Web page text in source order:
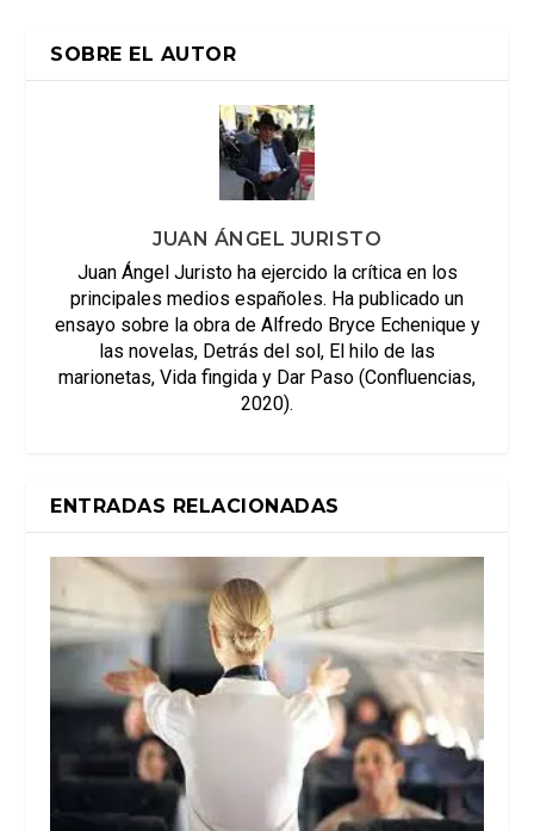
SOBRE EL AUTOR
JUAN ÁNGEL JURISTO
Juan Ángel Juristo ha ejercido la crítica en los
principales medios españoles. Ha publicado un
ensayo sobre la obra de Alfredo Bryce Echenique y
las novelas, Detrás del sol, El hilo de las
marionetas, Vida fingida y Dar Paso (Confluencias,
2020).
ENTRADAS RELACIONADAS